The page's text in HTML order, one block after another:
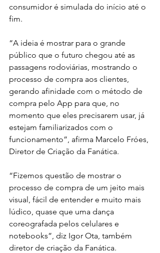
consumidor é simulada do início até o
fim.
“A ideia é mostrar para o grande
público que o futuro chegou até as
passagens rodoviárias, mostrando o
processo de compra aos clientes,
gerando afinidade com o método de
compra pelo App para que, no
momento que eles precisarem usar, já
estejam familiarizados com o
funcionamento”, afirma Marcelo Fróes,
Diretor de Criação da Fanática.
“Fizemos questão de mostrar o
processo de compra de um jeito mais
visual, fácil de entender e muito mais
lúdico, quase que uma dança
coreografada pelos celulares e
notebooks”, diz Igor Ota, também
diretor de criação da Fanática.